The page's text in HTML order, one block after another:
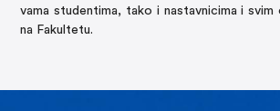
vama studentima, tako i nastavnicima i svim
na Fakultetu.